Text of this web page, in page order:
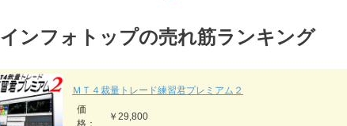
インフォトップの売れ筋ランキング
ＭＴ４裁量トレード練習君プレミアム２
価
格：
￥29,800